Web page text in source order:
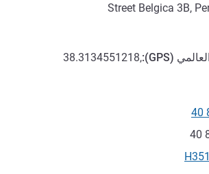
Street Belgica 3B,
(
GPS
):
38.3134551218,
الإلكتروني